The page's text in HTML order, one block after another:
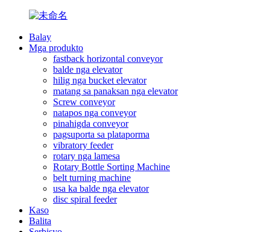
Balay
Mga produkto
fastback horizontal conveyor
balde nga elevator
hilig nga bucket elevator
matang sa panaksan nga elevator
Screw conveyor
natapos nga conveyor
pinahigda conveyor
pagsuporta sa plataporma
vibratory feeder
rotary nga lamesa
Rotary Bottle Sorting Machine
belt turning machine
usa ka balde nga elevator
disc spiral feeder
Kaso
Balita